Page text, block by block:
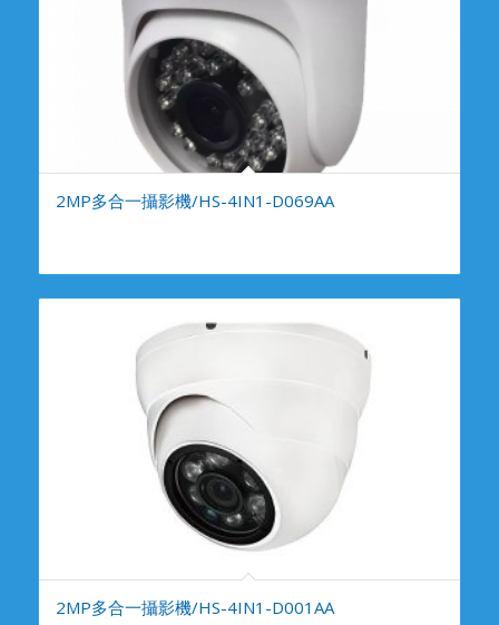
2MP多合一攝影機/HS-4IN1-D069AA
2MP多合一攝影機/HS-4IN1-D001AA